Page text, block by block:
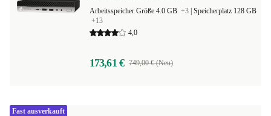
Arbeitsspeicher Größe 4.0 GB +3 Speicherplatz 128 GB
+13
4,0
173,61 € 749,00 € (Neu)
Fast ausverkauft